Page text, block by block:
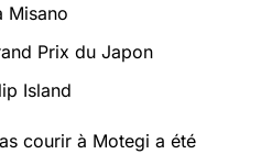
Misano
Prix du Japon
Island
courir à Motegi a été